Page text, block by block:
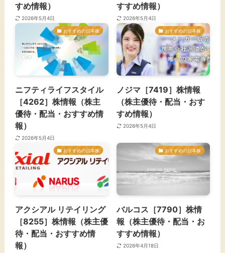
すめ情報）
2026年5月4日
すすめ情報）
2026年5月4日
おすすめの日本株
ニフティライフスタイル
［4262］株情報（株主
優待・配当・おすすめ情
報）
2026年5月4日
おすすめの日本株
ノジマ［7419］株情報
（株主優待・配当・おす
すめ情報）
2026年5月4日
おすすめの日本株
アクシアル リテイリング
［8255］株情報（株主優
待・配当・おすすめ情
報）
おすすめの日本株
バルコス［7790］株情
報（株主優待・配当・お
すすめ情報）
2026年4月18日